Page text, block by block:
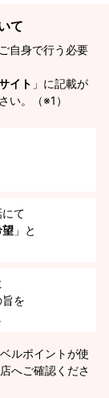
て
自身で行う必要
イト 」に記載が
い。（※1）
て
望 」と
旨を
ルポイントが使
へご確認くださ